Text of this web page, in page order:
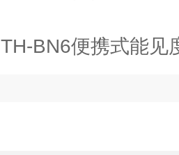
TH-BN6便携式能见